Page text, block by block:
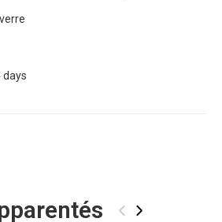
days
‹ ›